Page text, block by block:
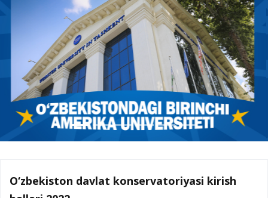
O‘zbekiston davlat konservatoriyasi kirish